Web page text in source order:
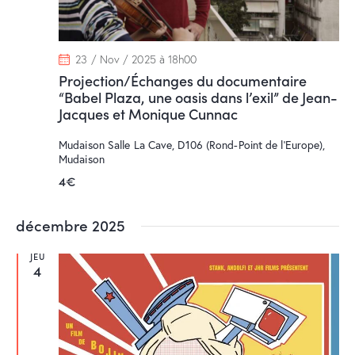
Projection/Échanges du documentaire
“Babel Plaza, une oasis dans l’exil” de Jean-
Jacques et Monique Cunnac
23 / Nov / 2025 à 18h00
Mudaison Salle La Cave, D106 (Rond-Point de l’Europe),
Mudaison
4€
décembre 2025
JEU
4